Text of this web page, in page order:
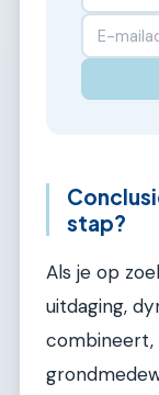
stap?
Als je op
uitdaging,
combineert,